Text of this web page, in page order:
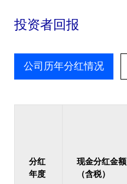
投资者回报
公司历年分红情况
分红
年度
现金分红金额
（含税）